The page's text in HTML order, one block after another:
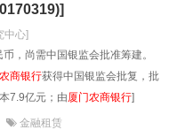
中心]
，尚需中国银监会批准筹建。
商银行获得中国银监会批复，批
7.9亿元；由厦门农商银行]
金融租赁